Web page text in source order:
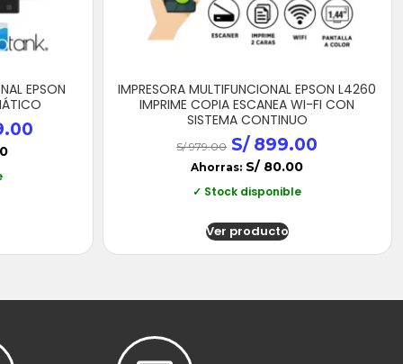
EPSON
IMPRESORA MULTIFUNCIONAL EPSON L4260
IMPRIME COPIA ESCANEA WI-FI CON
SISTEMA CONTINUO
S/979.00 S/899.00
Ahorras: S/ 80.00
✓ Stock disponible
Ver producto